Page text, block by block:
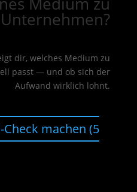
dir, welches Medium zu
passt — und ob sich der
Aufwand wirklich lohnt.
machen (5